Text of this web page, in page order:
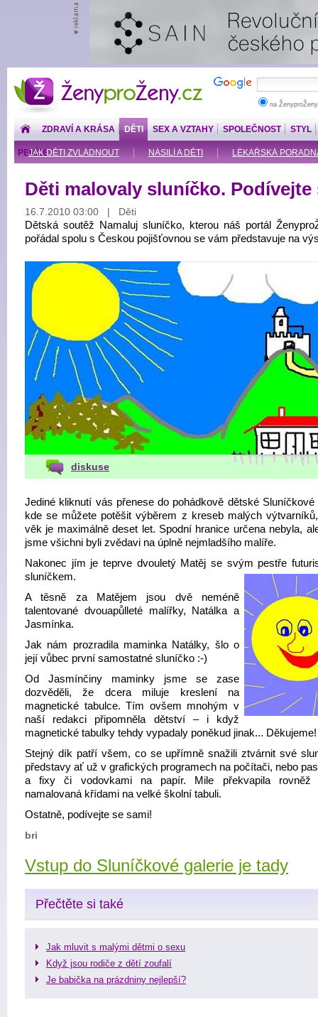
ŽenyproŽeny.cz
na
ZDRAVÍ A KRÁSA DĚTI
JAK DĚTI ZVLÁDNOUT NÁSILÍ A DĚTI LÉKAŘSKÁ
SEX A VZTAHY SPOLEČNOST STYL
PENÍZE
Děti malovaly sluníčko. Podívejte
16.7.2010 03:00 | Děti
Dětská soutěž Namaluj sluníčko, kterou náš portál
pořádal spolu s Českou pojišťovnou se vám představuje na
diskuse
Jediné kliknutí vás přenese do pohádkově dětské Sluníčkové
kde se můžete potěšit výběrem z kreseb malých
věk je maximálně deset let. Spodní hranice určena nebyla,
jsme všichni byli zvědavi na úplně nejmladšího malíře.
Nakonec jím je teprve dvouletý Matěj se svým pestře
sluníčkem.
A těsně za Matějem jsou dvě neméně
talentované dvouapůlleté malířky, Natálka a
Jasmínka.
Jak nám prozradila maminka Natálky, šlo o
její vůbec první samostatné sluníčko :-)
Od Jasmínčiny maminky jsme se zase
dozvěděli, že dcera miluje kreslení na
magnetické tabulce. Tím ovšem mnohým v
naší redakci připomněla dětství – i když
magnetické tabulky tehdy vypadaly poněkud jinak... Děkujeme!
Stejný dík patří všem, co se upřímně snažili ztvárnit své
představy ať už v grafických programech na počítači, nebo
a fixy či vodovkami na papír. Mile překvapila rovněž
namalovaná křídami na velké školní tabuli.
Ostatně, podívejte se sami!
bri
Vstup do Sluníčkové galerie je tady
Přečtěte si také
Jak mluvit s malými dětmi o sexu
Když jsou rodiče z dětí zoufalí
Je babička na prázdniny nejlepší?